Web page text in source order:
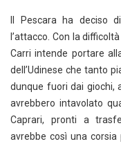
Il Pescara ha deciso
l’attacco. Con la
Carri intende portare
dell’Udinese che tanto
dunque fuori dai giochi,
avrebbero intavolato
Caprari, pronti a
avrebbe così una